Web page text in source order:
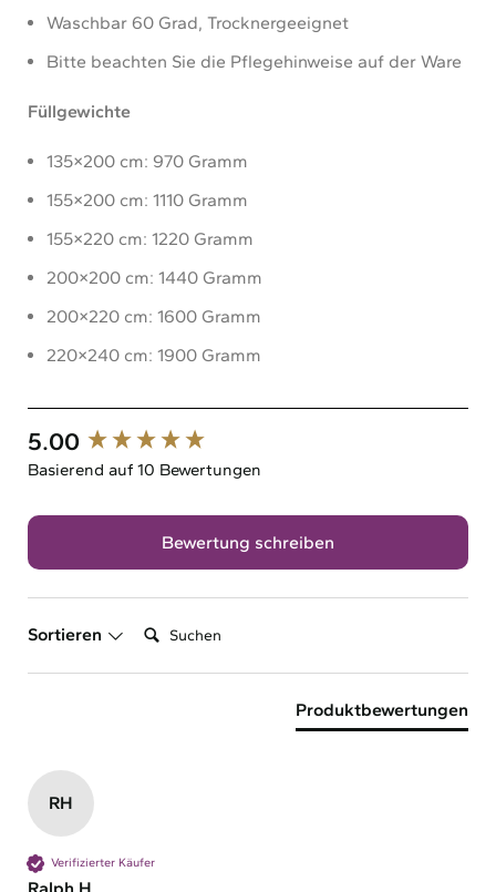
Waschbar 60 Grad, Trocknergeeignet
Bitte beachten Sie die Pflegehinweise auf der Ware
Füllgewichte
135×200 cm: 970 Gramm
155×200 cm: 1110 Gramm
155×220 cm: 1220 Gramm
200×200 cm: 1440 Gramm
200×220 cm: 1600 Gramm
220×240 cm: 1900 Gramm
5.00
Basierend auf 10 Bewertungen
Bewertung schreiben
Sortieren Suchen:
Produktbewertungen
RH
Verifizierter Käufer
New content loaded